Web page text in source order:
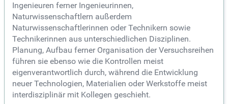
Ingenieuren ferner Ingenieurinnen,
Naturwissenschaftlern außerdem
Naturwissenschaftlerinnen oder Technikern sowie
Technikerinnen aus unterschiedlichen Disziplinen.
Planung, Aufbau ferner Organisation der Versuchsreihen
führen sie ebenso wie die Kontrollen meist
eigenverantwortlich durch, während die Entwicklung
neuer Technologien, Materialien oder Werkstoffe meist
interdisziplinär mit Kollegen geschieht.